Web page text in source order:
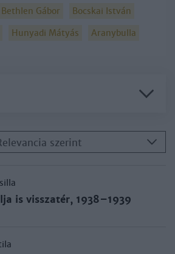
Bethlen Gábor
Bocskai István
Hunyadi Mátyás Aranybulla
szerint
is visszatér, 1938–1939